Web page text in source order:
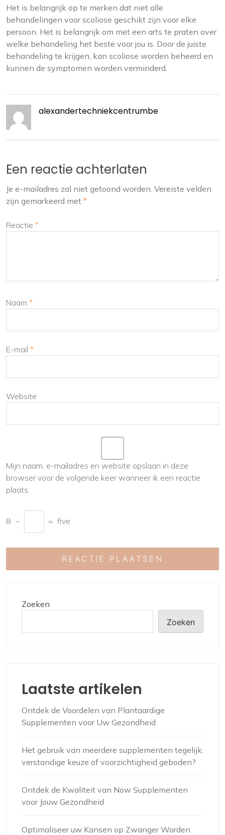
Het is belangrijk op te merken dat niet alle
behandelingen voor scoliose geschikt zijn voor elke
persoon. Het is belangrijk om met een arts te praten over
welke behandeling het beste voor jou is. Door de juiste
behandeling te krijgen, kan scoliose worden beheerd en
kunnen de symptomen worden verminderd.
alexandertechniekcentrumbe
Een reactie achterlaten
Je e-mailadres zal niet getoond worden. Vereiste velden
zijn gemarkeerd met *
Reactie *
Naam *
E-mail *
Website
Mijn naam, e-mailadres en website opslaan in deze
browser voor de volgende keer wanneer ik een reactie
plaats.
8 − = five
Zoeken
Zoeken
Laatste artikelen
Ontdek de Voordelen van Plantaardige
Supplementen voor Uw Gezondheid
Het gebruik van meerdere supplementen tegelijk:
verstandige keuze of voorzichtigheid geboden?
Ontdek de Kwaliteit van Now Supplementen
voor Jouw Gezondheid
Optimaliseer uw Kansen op Zwanger Worden